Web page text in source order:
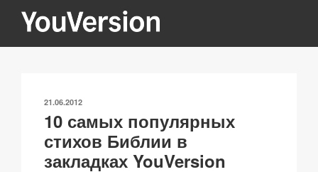
YOUVERSION
Seeking God every day.
ОПУБЛИКОВАНО
21.06.2012
10 самых популярных
стихов Библии в
закладках YouVersion